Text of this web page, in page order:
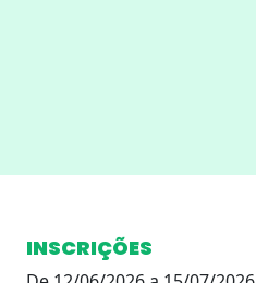
INSCRIÇÕES